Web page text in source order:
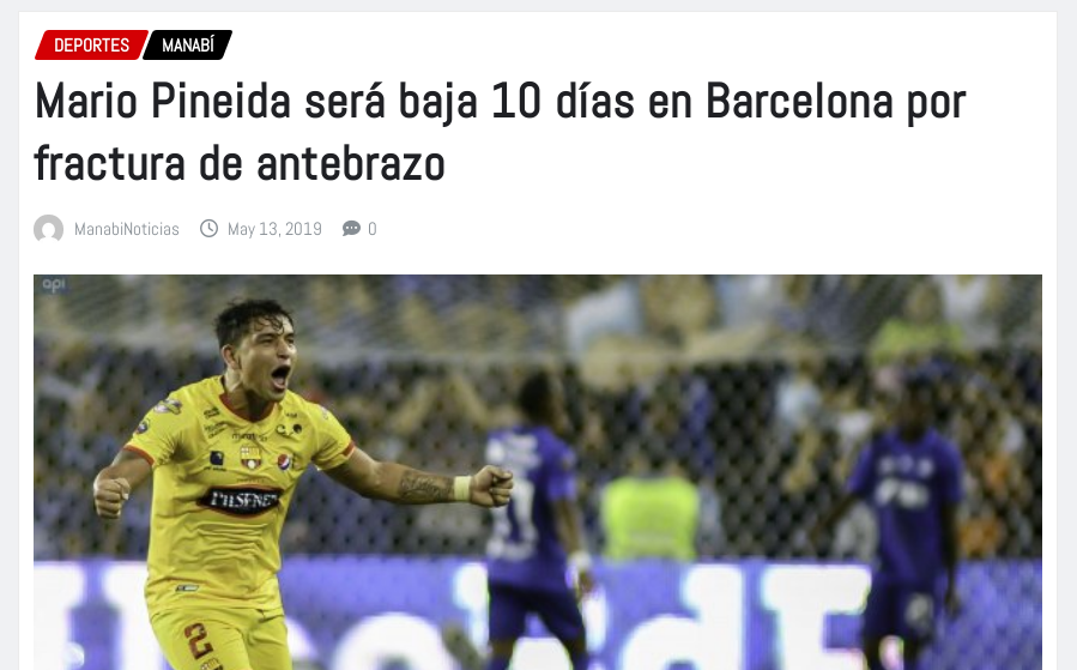
DEPORTES MANABÍ
Mario Pineida será baja 10 días en Barcelona por
fractura de antebrazo
ManabiNoticias May 13, 2019 0